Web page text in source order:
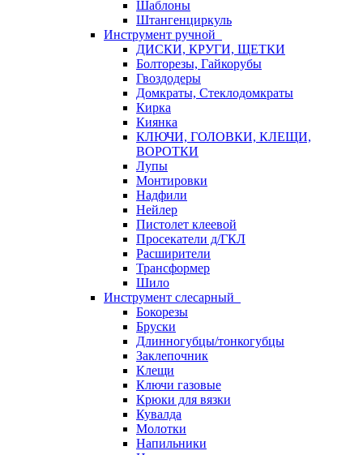
Шаблоны
Штангенциркуль
Инструмент ручной
ДИСКИ, КРУГИ, ЩЕТКИ
Болторезы, Гайкорубы
Гвоздодеры
Домкраты, Стеклодомкраты
Кирка
Киянка
КЛЮЧИ, ГОЛОВКИ, КЛЕЩИ,
ВОРОТКИ
Лупы
Монтировки
Надфили
Нейлер
Пистолет клеевой
Просекатели д/ГКЛ
Расширители
Трансформер
Шило
Инструмент слесарный
Бокорезы
Бруски
Длинногубцы/тонкогубцы
Заклепочник
Клещи
Ключи газовые
Крюки для вязки
Кувалда
Молотки
Напильники